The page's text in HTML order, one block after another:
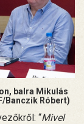
balra Mikulás
Banczik Róbert)
“Mivel